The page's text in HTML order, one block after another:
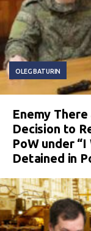
OLEG BATURIN
Enemy
Decision to
PoW under
Detained in